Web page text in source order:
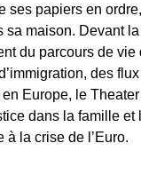
ses papiers en
sa maison. Devant
du parcours de vie
des
Europe, le
dans la famille et
à la crise de l’Euro.